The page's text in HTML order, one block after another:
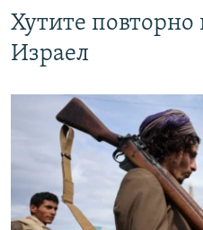
Хутите повторно
Израел